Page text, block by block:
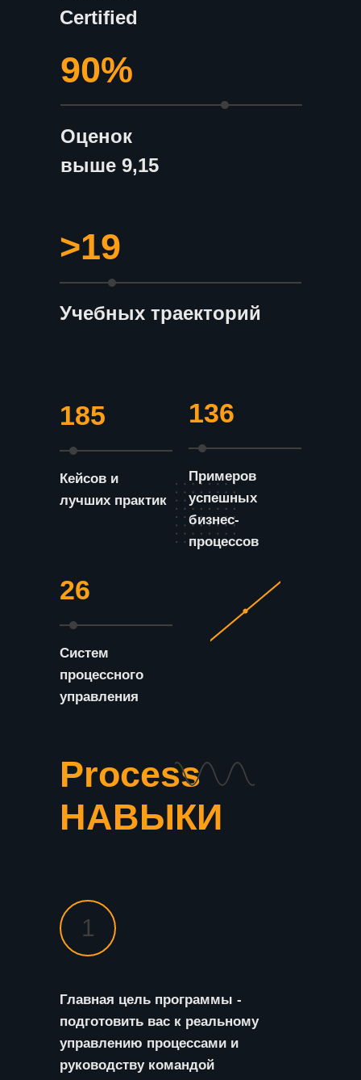
90%
>19
Certified
Оценок
выше 9,15
Учебных траекторий
185
Кейсов и
лучших практик
136
Примеров
успешных
бизнес-
процессов
26
Систем
процессного
управления
1
Process
НАВЫКИ
Главная цель программы -
подготовить вас к реальному
управлению процессами и
руководству командой